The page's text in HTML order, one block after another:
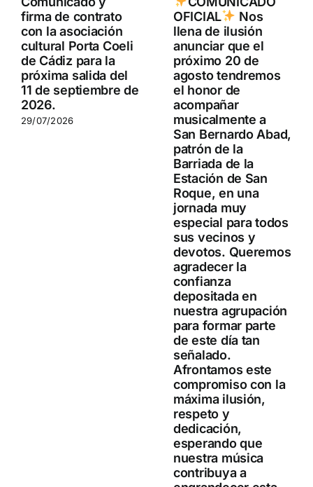
firma de contrato
con la asociación
cultural Porta Coeli
de Cádiz para la
próxima salida del
11 de septiembre de
2026.
29/07/2026
OFICIAL
Nos
llena de ilusión
anunciar que el
próximo 20 de
agosto tendremos
el honor de
acompañar
musicalmente a
San Bernardo Abad,
patrón de la
Barriada de la
Estación de San
Roque, en una
jornada muy
especial para todos
sus vecinos y
devotos. Queremos
agradecer la
confianza
depositada en
nuestra agrupación
para formar parte
de este día tan
señalado.
Afrontamos este
compromiso con la
máxima ilusión,
respeto y
dedicación,
esperando que
nuestra música
contribuya a